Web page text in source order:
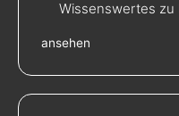
Wissenswertes zu
ansehen